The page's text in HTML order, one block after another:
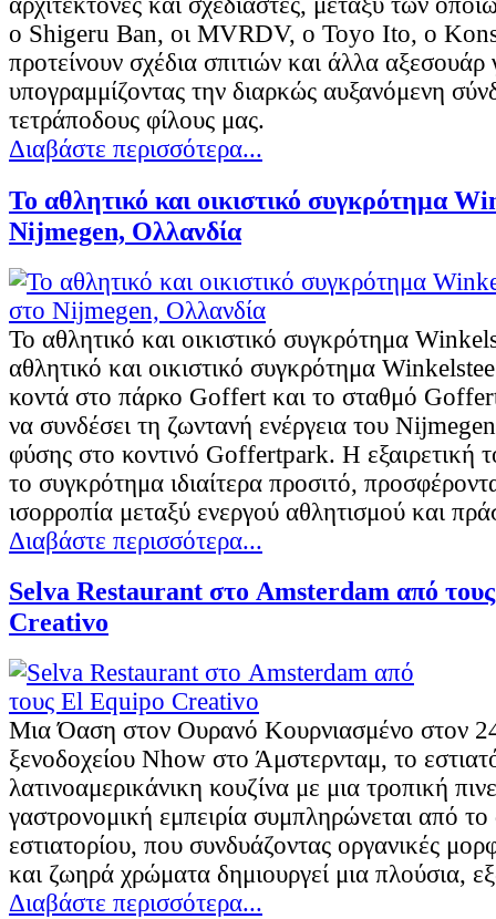
ο Shigeru Ban, οι MVRDV, ο Toyo Ito, ο
προτείνουν σχέδια σπιτιών και άλλα αξεσουάρ
υπογραμμίζοντας την διαρκώς αυξανόμενη
τετράποδους φίλους μας.
Διαβάστε περισσότερα...
To αθλητικό και οικιστικό συγκρότημα
Nijmegen, Ολλανδία
To αθλητικό και οικιστικό συγκρότημα
αθλητικό και οικιστικό συγκρότημα
κοντά στο πάρκο Goffert και το σταθμό
να συνδέσει τη ζωντανή ενέργεια του
φύσης στο κοντινό Goffertpark. Η εξαιρετική
το συγκρότημα ιδιαίτερα προσιτό,
ισορροπία μεταξύ ενεργού αθλητισμού και
Διαβάστε περισσότερα...
Selva Restaurant στο Amsterdam από
Creativo
Μια Όαση στον Ουρανό Κουρνιασμένο στον
ξενοδοχείου Nhow στο Άμστερνταμ, το
λατινοαμερικάνικη κουζίνα με μια τροπική
γαστρονομική εμπειρία συμπληρώνεται από
εστιατορίου, που συνδυάζοντας οργανικές
και ζωηρά χρώματα δημιουργεί μια πλούσια,
Διαβάστε περισσότερα...